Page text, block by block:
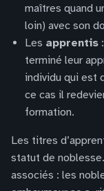
maîtres quand
loin) avec son
Les apprentis
terminé leur
individu qui est
ce cas il
formation.
Les titres
statut de
associés : les